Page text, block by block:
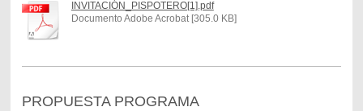
INVITACIÓN_PISPOTERO[1].pdf
Documento Adobe Acrobat [305.0 KB]
PROPUESTA PROGRAMA